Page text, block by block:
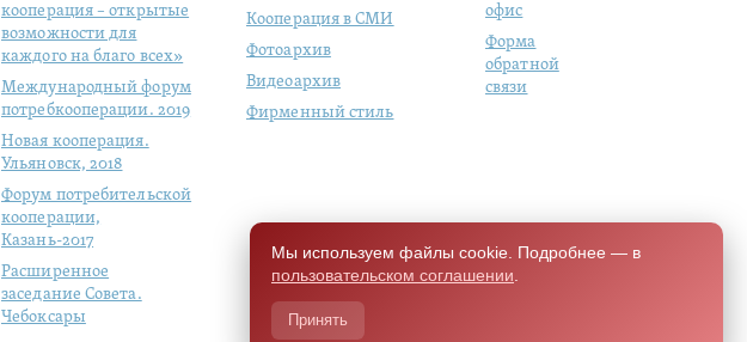
кооперация – открытые
возможности для
каждого на благо всех»
Международный форум
потребкооперации. 2019
Новая кооперация.
Ульяновск, 2018
Форум потребительской
кооперации,
Казань-2017
Расширенное
заседание Совета.
Чебоксары
Кооперация в СМИ
Фотоархив
Видеоархив
Фирменный стиль
офис
Форма
обратной
связи
Мы используем файлы cookie. Подробнее — в
пользовательском соглашении
Принять